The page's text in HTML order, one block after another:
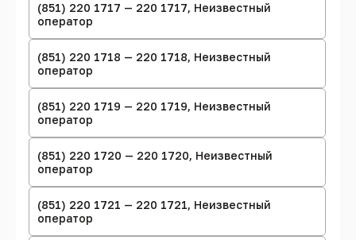
(851) 220 1717 — 220 1717, Неизвестный
оператор
(851) 220 1718 — 220 1718, Неизвестный
оператор
(851) 220 1719 — 220 1719, Неизвестный
оператор
(851) 220 1720 — 220 1720, Неизвестный
оператор
(851) 220 1721 — 220 1721, Неизвестный
оператор